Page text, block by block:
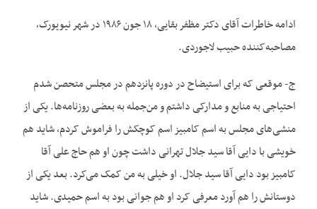
ادامه خاطرات آقای دکتر مظفر بقایی، ۱۸ جون ۱۹۸۶ در شهر نیویورک،
مصاحبه‌کننده حبیب لاجوردی.
ج- موقعی که برای استیضاح در دوره پانزدهم در مجلس متحصن شدم
احتیاجی به منابع و مدارکی داشتم و من‌جمله به بعضی روزنامه‌ها. یکی از
منشی‌های مجلس به اسم کامبیز اسم کوچکش را فراموش کردم، شاید هم
خویشی با دایی آقا سید جلال تهرانی داشت چون او هم حاج علی آقا
کامبیز بود دایی آقا سید جلال. او خیلی به من کمک می‌کرد. بعد یکی از
دوستانش را هم آورد معرفی کرد او هم جوانی بود به اسم حمیدی. شاید